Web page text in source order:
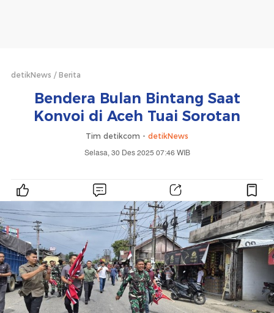
detikNews Berita
Bendera Bulan Bintang Saat
Konvoi di Aceh Tuai Sorotan
Tim detikcom - detikNews
Selasa, 30 Des 2025 07:46 WIB